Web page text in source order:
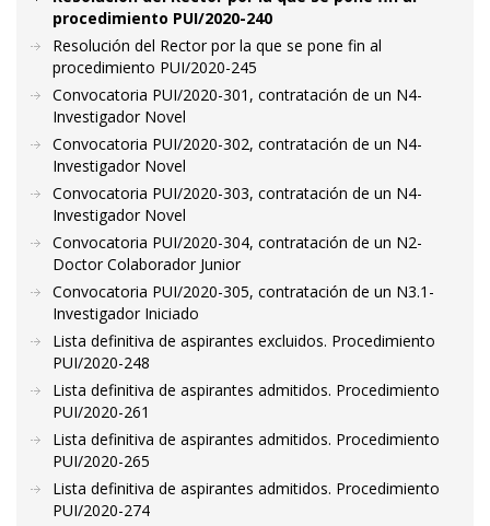
procedimiento PUI/2020-240
Resolución del Rector por la que se pone fin al
procedimiento PUI/2020-245
Convocatoria PUI/2020-301, contratación de un N4-
Investigador Novel
Convocatoria PUI/2020-302, contratación de un N4-
Investigador Novel
Convocatoria PUI/2020-303, contratación de un N4-
Investigador Novel
Convocatoria PUI/2020-304, contratación de un N2-
Doctor Colaborador Junior
Convocatoria PUI/2020-305, contratación de un N3.1-
Investigador Iniciado
Lista definitiva de aspirantes excluidos. Procedimiento
PUI/2020-248
Lista definitiva de aspirantes admitidos. Procedimiento
PUI/2020-261
Lista definitiva de aspirantes admitidos. Procedimiento
PUI/2020-265
Lista definitiva de aspirantes admitidos. Procedimiento
PUI/2020-274